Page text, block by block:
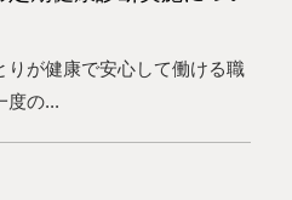
りが健康で安心して働ける職
度の...